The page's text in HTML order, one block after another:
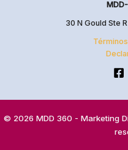
30 N Gould Ste
© 2026 MDD 360 - Marketing